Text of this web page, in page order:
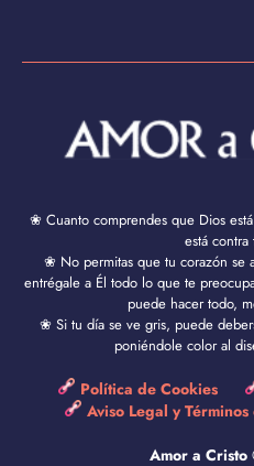
❀ Cuanto comprendes que Dios
está contra
❀ No permitas que tu corazón se
entrégale a Él todo lo que te
puede hacer todo,
❀ Si tu día se ve gris, puede
poniéndole color al
Política de Cookies
Aviso Legal y Términos
Amor a